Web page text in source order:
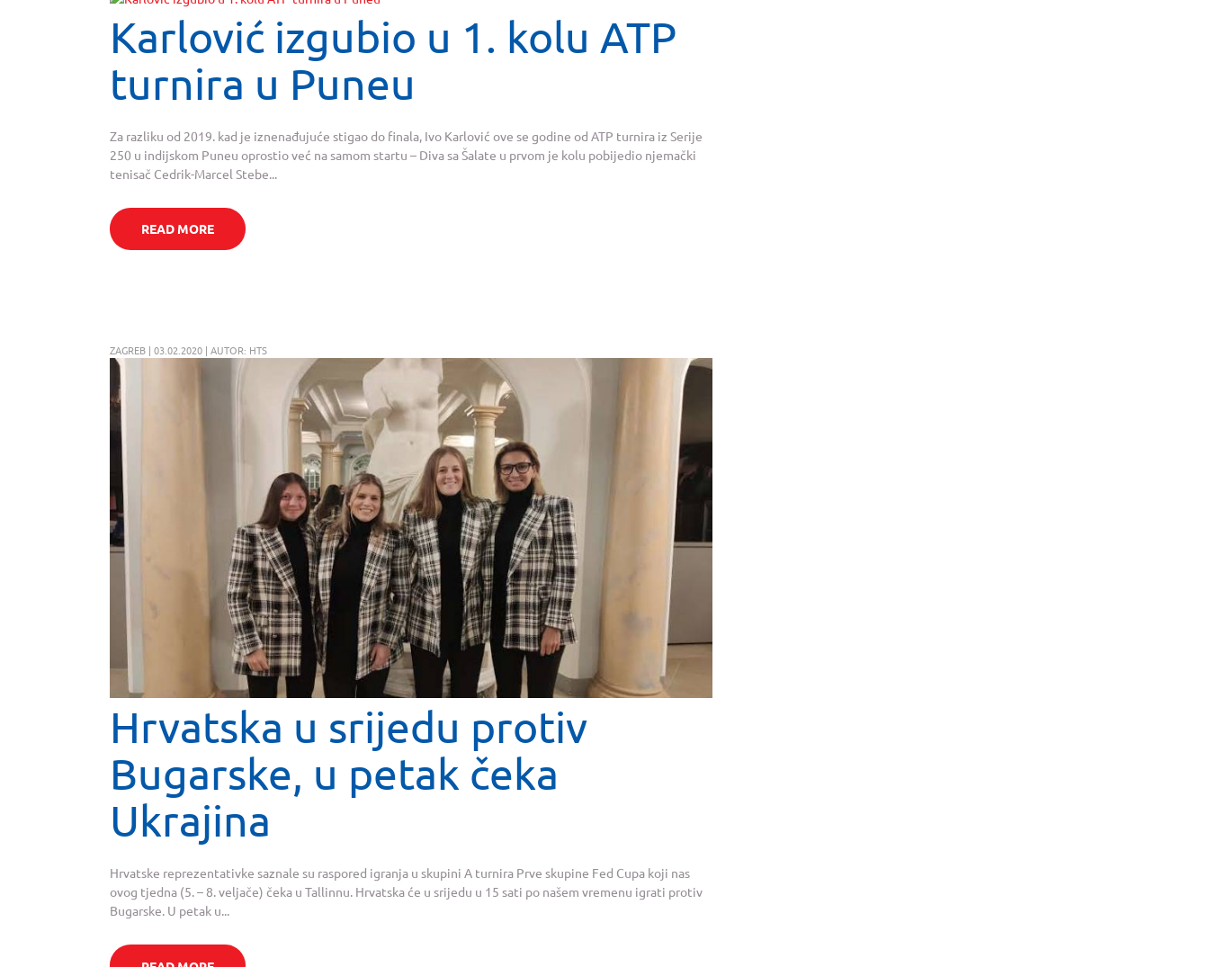
Karlović izgubio u 1. kolu ATP
turnira u Puneu
Za razliku od 2019. kad je iznenađujuće stigao do finala, Ivo Karlović ove se godine od ATP turnira iz Serije
250 u indijskom Puneu oprostio već na samom startu – Diva sa Šalate u prvom je kolu pobijedio njemački
tenisač Cedrik-Marcel Stebe...
READ MORE
ZAGREB | 03.02.2020 | AUTOR: HTS
Hrvatska u srijedu protiv
Bugarske, u petak čeka
Ukrajina
Hrvatske reprezentativke saznale su raspored igranja u skupini A turnira Prve skupine Fed Cupa koji nas
ovog tjedna (5. – 8. veljače) čeka u Tallinnu. Hrvatska će u srijedu u 15 sati po našem vremenu igrati protiv
Bugarske. U petak u...